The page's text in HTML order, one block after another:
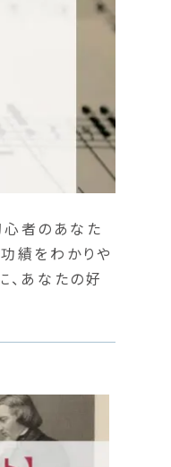
心者のあなた
績をわかりや
、あなたの好